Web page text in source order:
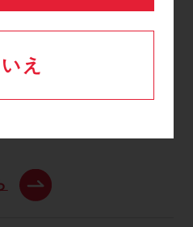
え
バッテリー
していま